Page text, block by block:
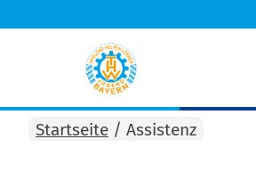
Startseite / Assistenz